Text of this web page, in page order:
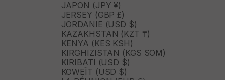
JAPON (JPY ¥)
JERSEY (GBP £)
JORDANIE (USD $)
KAZAKHSTAN (KZT ₸)
KENYA (KES KSH)
KIRGHIZISTAN (KGS SOM)
KIRIBATI (USD $)
KOWEÏT (USD $)